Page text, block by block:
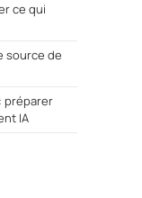
ce qui
source de
préparer
IA